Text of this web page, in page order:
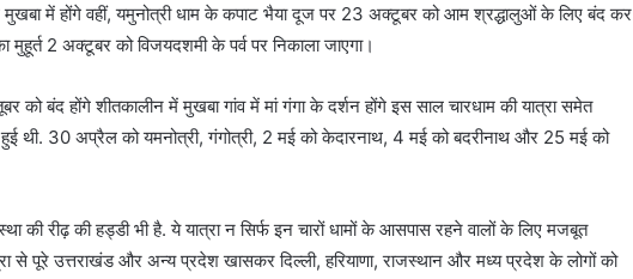
में होंगे वहीं, यमुनोत्री धाम के कपाट भैया दूज पर 23 अक्टूबर को आम श्रद्धालुओं के लिए बंद कर
मुहूर्त 2 अक्टूबर को विजयदशमी के पर्व पर निकाला जाएगा।
को बंद होंगे शीतकालीन में मुखबा गांव में मां गंगा के दर्शन होंगे इस साल चारधाम की यात्रा समेत
थी. 30 अप्रैल को यमनोत्री, गंगोत्री, 2 मई को केदारनाथ, 4 मई को बदरीनाथ और 25 मई को
की रीढ़ की हड्डी भी है. ये यात्रा न सिर्फ इन चारों धामों के आसपास रहने वालों के लिए मजबूत
से पूरे उत्तराखंड और अन्य प्रदेश खासकर दिल्ली, हरियाणा, राजस्थान और मध्य प्रदेश के लोगों को